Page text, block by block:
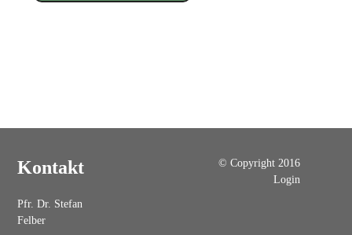
Kontakt
Pfr. Dr. Stefan
Felber
© Copyright 2016
Login